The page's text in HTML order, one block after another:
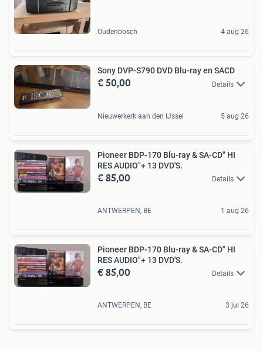
Oudenbosch 4 aug 26
Sony DVP-S790 DVD Blu-ray en SACD
€ 50,00 Details
Nieuwerkerk aan den IJssel 5 aug 26
Pioneer BDP-170 Blu-ray & SA-CD" HI
RES AUDIO"+ 13 DVD'S.
€ 85,00 Details
ANTWERPEN, BE 1 aug 26
Pioneer BDP-170 Blu-ray & SA-CD" HI
RES AUDIO"+ 13 DVD'S.
€ 85,00 Details
ANTWERPEN, BE 3 jul 26